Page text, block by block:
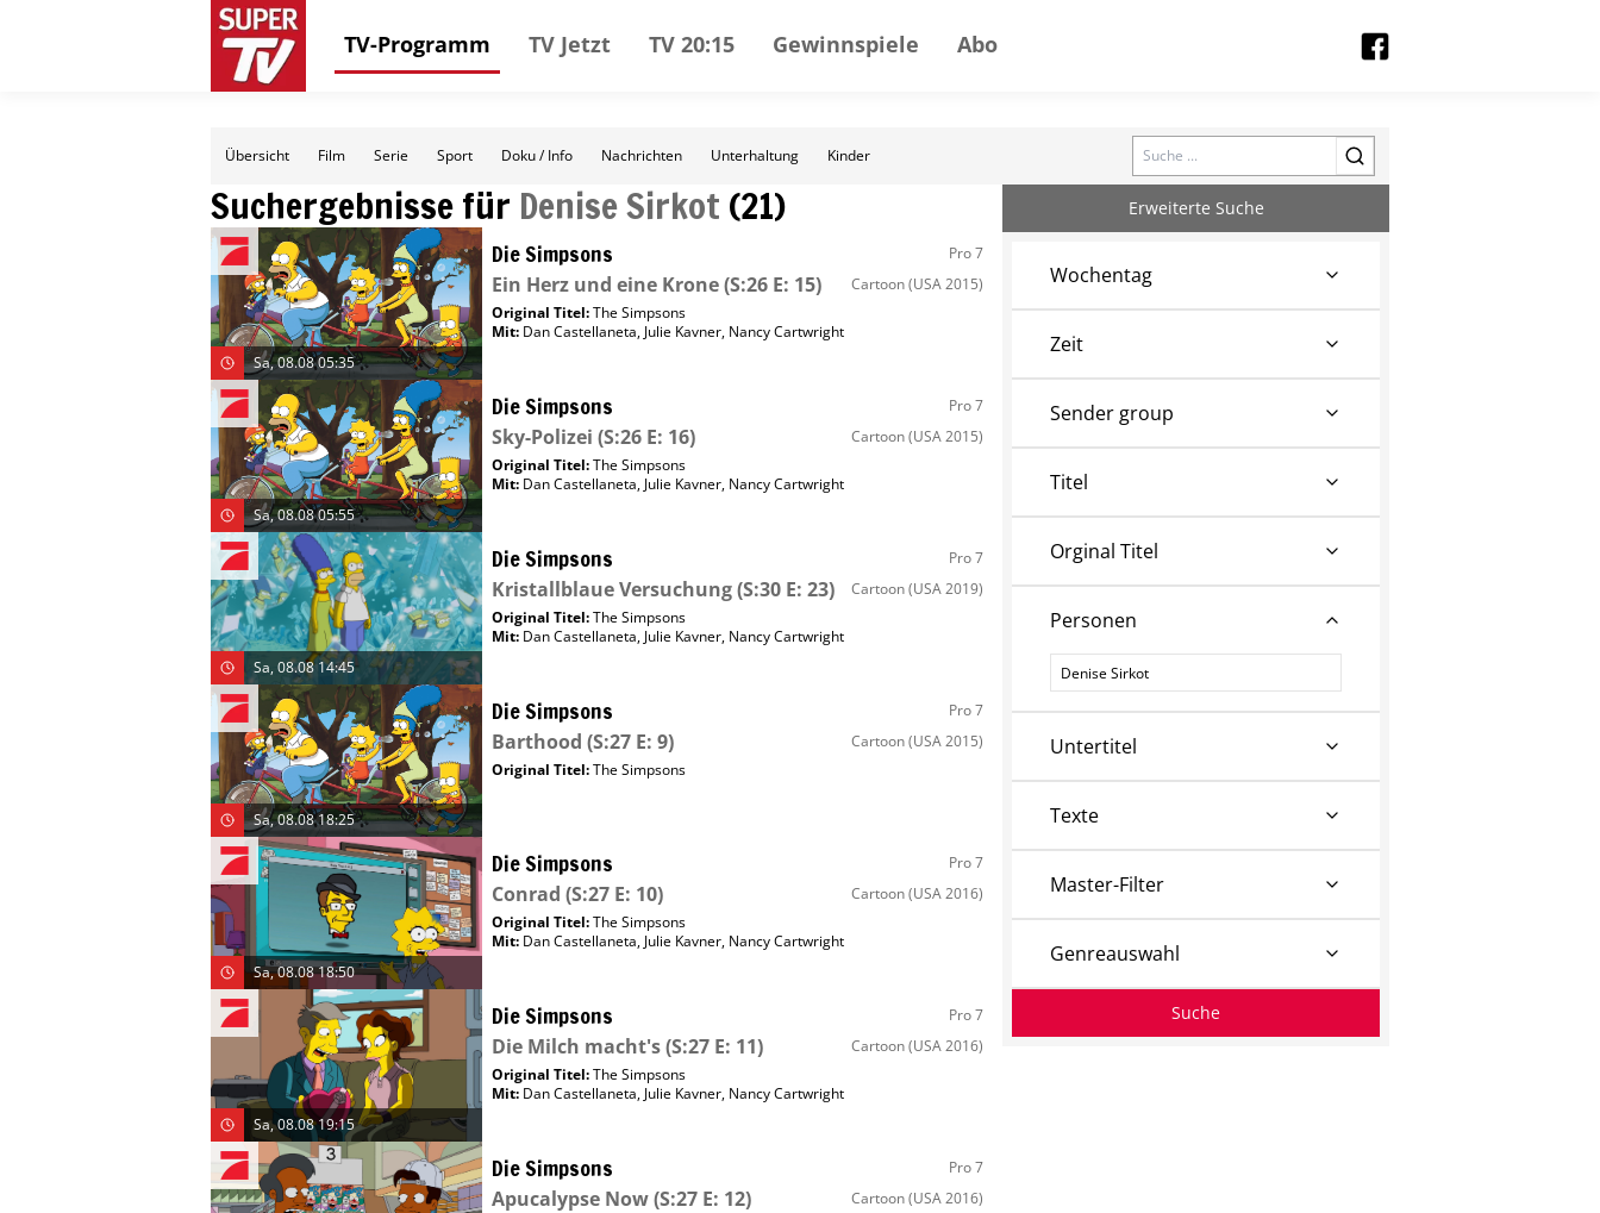
TV-Programm TV Jetzt TV 20:15 Gewinnspiele Abo
Übersicht Film Serie Sport Doku / Info Nachrichten Unterhaltung Kinder Search
Suchergebnisse für Denise Sirkot (21)
Sa, 08.08 05:35
Die Simpsons Pro 7
Ein Herz und eine Krone(S:26 E: 15) Cartoon(USA 2015)
Original Titel:The Simpsons
Mit: Dan Castellaneta, Julie Kavner, Nancy Cartwright
Sa, 08.08 05:55
Die Simpsons Pro 7
Sky-Polizei (S:26 E: 16) Cartoon(USA 2015)
Original Titel:The Simpsons
Mit: Dan Castellaneta, Julie Kavner, Nancy Cartwright
Sa, 08.08 14:45
Die Simpsons Pro 7
Kristallblaue Versuchung(S:30 E: 23) Cartoon(USA 2019)
Original Titel:The Simpsons
Mit: Dan Castellaneta, Julie Kavner, Nancy Cartwright
Sa, 08.08 18:25
Die Simpsons Pro 7
Barthood (S:27 E: 9) Cartoon(USA 2015)
Original Titel:The Simpsons
Sa, 08.08 18:50
Die Simpsons Pro 7
Conrad (S:27 E: 10) Cartoon(USA 2016)
Original Titel:The Simpsons
Mit: Dan Castellaneta, Julie Kavner, Nancy Cartwright
Sa, 08.08 19:15
Die Simpsons Pro 7
Die Milch macht's(S:27 E: 11) Cartoon(USA 2016)
Original Titel:The Simpsons
Mit: Dan Castellaneta, Julie Kavner, Nancy Cartwright
Die Simpsons Pro 7
Apucalypse Now(S:27 E: 12) Cartoon(USA 2016)
Erweiterte Suche
Wochentag
Zeit
Sender group
Titel
Orginal Titel
Personen
Personen
Untertitel
Texte
Master-Filter
Genreauswahl
Suche